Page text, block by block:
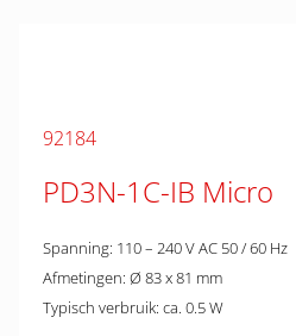
92184
PD3N-1C-IB Micro
Spanning: 110 – 240 V AC 50 / 60 Hz
Afmetingen: Ø 83 x 81 mm
Typisch verbruik: ca. 0.5 W